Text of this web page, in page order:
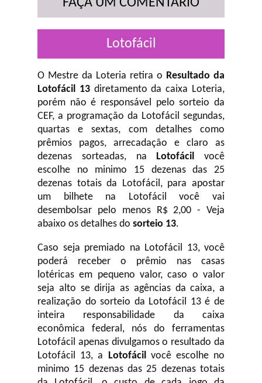
FAÇA UM COMENTÁRIO
Lotofácil
O Mestre da Loteria retira o Resultado da
Lotofácil 13diretamento da caixa Loteria,
porém não é responsável pelo sorteio da
CEF, a programação da Lotofácil segundas,
quartas e sextas, com detalhes como
prêmios pagos, arrecadação e claro as
dezenas sorteadas, na Lotofácil você
escolhe no minimo 15 dezenas das 25
dezenas totais da Lotofácil, para apostar
um bilhete na Lotofácil você vai
desembolsar pelo menos R$ 2,00 - Veja
abaixo os detalhes do sorteio 13.
Caso seja premiado na Lotofácil 13, você
poderá receber o prêmio nas casas
lotéricas em pequeno valor, caso o valor
seja alto se dirija as agências da caixa, a
realização do sorteio da Lotofácil 13 é de
inteira responsabilidade da caixa
econômica federal, nós do ferramentas
Lotofácil apenas divulgamos o resultado da
Lotofácil 13, a Lotofácilvocê escolhe no
minimo 15 dezenas das 25 dezenas totais